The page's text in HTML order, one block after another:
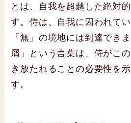
とは、自我を超越した絶対
す。侍は、自我に囚われて
「無」の境地には到達でき
屑」という言葉は、侍がこ
き放たれることの必要性を
す。